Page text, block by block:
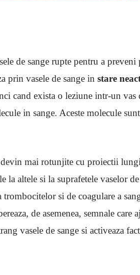
de sange rupte pentru a preveni
prin vasele de sange in stare
cand exista o leziune intr-un vas
in sange. Aceste molecule sunt
mai rotunjite cu proiectii
la altele si la suprafetele vaselor
si de coagulare a
de asemenea, semnale care
vasele de sange si activeaza